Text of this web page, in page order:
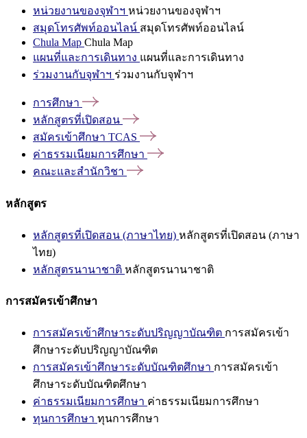
หน่วยงานของจุฬาฯ หน่วยงานของจุฬาฯ
สมุดโทรศัพท์ออนไลน์ สมุดโทรศัพท์ออนไลน์
Chula Map Chula Map
แผนที่และการเดินทาง แผนที่และการเดินทาง
ร่วมงานกับจุฬาฯ ร่วมงานกับจุฬาฯ
การศึกษา
หลักสูตรที่เปิดสอน
สมัครเข้าศึกษา TCAS
ค่าธรรมเนียมการศึกษา
คณะและสำนักวิชา
หลักสูตร
หลักสูตรที่เปิดสอน (ภาษาไทย) หลักสูตรที่เปิดสอน (ภาษา
ไทย)
หลักสูตรนานาชาติ หลักสูตรนานาชาติ
การสมัครเข้าศึกษา
การสมัครเข้าศึกษาระดับปริญญาบัณฑิต การสมัครเข้า
ศึกษาระดับปริญญาบัณฑิต
การสมัครเข้าศึกษาระดับบัณฑิตศึกษา การสมัครเข้า
ศึกษาระดับบัณฑิตศึกษา
ค่าธรรมเนียมการศึกษา ค่าธรรมเนียมการศึกษา
ทุนการศึกษา ทุนการศึกษา